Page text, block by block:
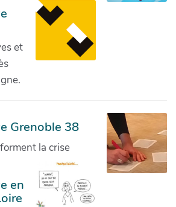
et
Grenoble 38
la crise
en